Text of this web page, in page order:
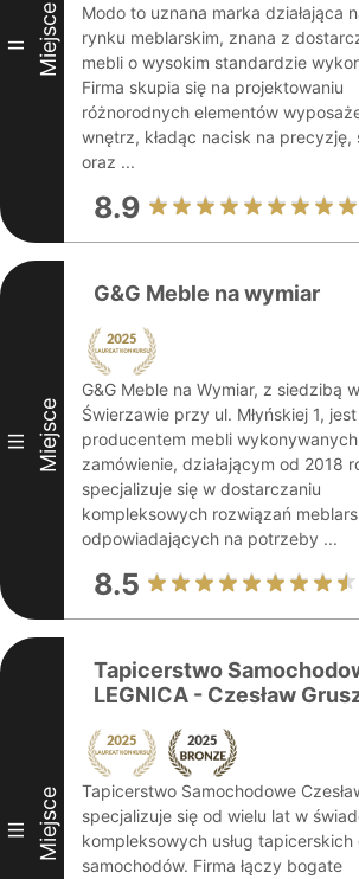
II Miejsce
Modo to uznana marka działająca
rynku meblarskim, znana z
mebli o wysokim standardzie
Firma skupia się na projektowaniu
różnorodnych elementów
wnętrz, kładąc nacisk na precyzję,
oraz ...
8.9
III Miejsce
G&G Meble na wymiar
G&G Meble na Wymiar, z siedzibą w
Świerzawie przy ul. Młyńskiej 1, jest
producentem mebli
zamówienie, działającym od 2018
specjalizuje się w dostarczaniu
kompleksowych rozwiązań
odpowiadających na potrzeby ...
8.5
III Miejsce
Tapicerstwo
LEGNICA - Czesław
Tapicerstwo Samochodowe
specjalizuje się od wielu lat w
kompleksowych usług tapicerskich
samochodów. Firma łączy bogate